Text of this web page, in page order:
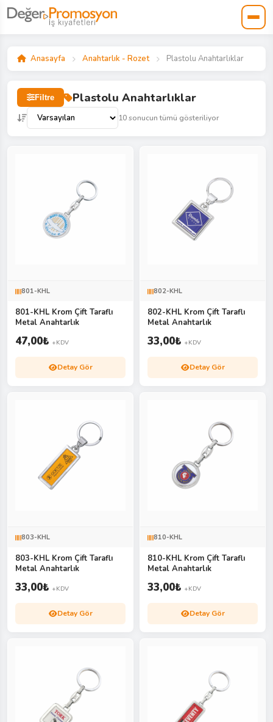
Anasayfa Anahtarlık - Rozet Plastolu Anahtarlıklar
Filtre Plastolu Anahtarlıklar
10 sonucun tümü gösteriliyor
801-KHL
801-KHL Krom Çift Taraflı
Metal Anahtarlık
47,00₺ +KDV
Detay Gör
802-KHL
802-KHL Krom Çift Taraflı
Metal Anahtarlık
33,00₺ +KDV
Detay Gör
803-KHL
803-KHL Krom Çift Taraflı
Metal Anahtarlık
33,00₺ +KDV
Detay Gör
810-KHL
810-KHL Krom Çift Taraflı
Metal Anahtarlık
33,00₺ +KDV
Detay Gör